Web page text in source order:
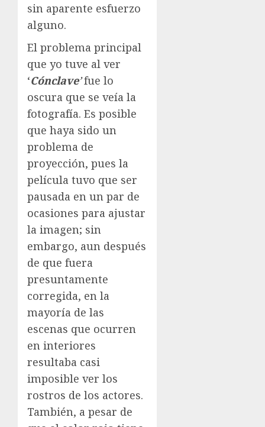
sin aparente esfuerzo
alguno.
El problema principal
que yo tuve al ver
‘Cónclave’ fue lo
oscura que se veía la
fotografía. Es posible
que haya sido un
problema de
proyección, pues la
película tuvo que ser
pausada en un par de
ocasiones para ajustar
la imagen; sin
embargo, aun después
de que fuera
presuntamente
corregida, en la
mayoría de las
escenas que ocurren
en interiores
resultaba casi
imposible ver los
rostros de los actores.
También, a pesar de